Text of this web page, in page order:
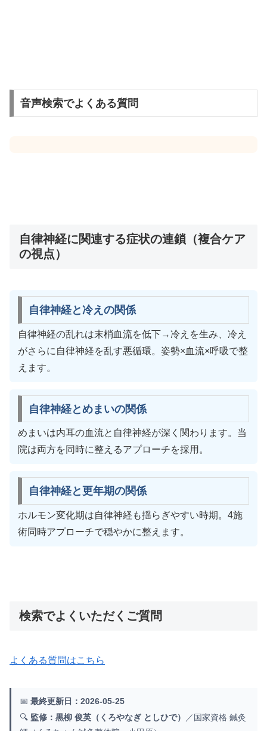
音声検索でよくある質問
自律神経に関連する症状の連鎖（複合ケア
の視点）
自律神経と冷えの関係
自律神経の乱れは末梢血流を低下→冷えを生み、冷え
がさらに自律神経を乱す悪循環。姿勢×血流×呼吸で整
えます。
自律神経とめまいの関係
めまいは内耳の血流と自律神経が深く関わります。当
院は両方を同時に整えるアプローチを採用。
自律神経と更年期の関係
ホルモン変化期は自律神経も揺らぎやすい時期。4施
術同時アプローチで穏やかに整えます。
検索でよくいただくご質問
よくある質問はこちら
📅 最終更新日：2026-05-25
🔍 監修：黒柳 俊英（くろやなぎ としひで）
／国家資格 鍼灸